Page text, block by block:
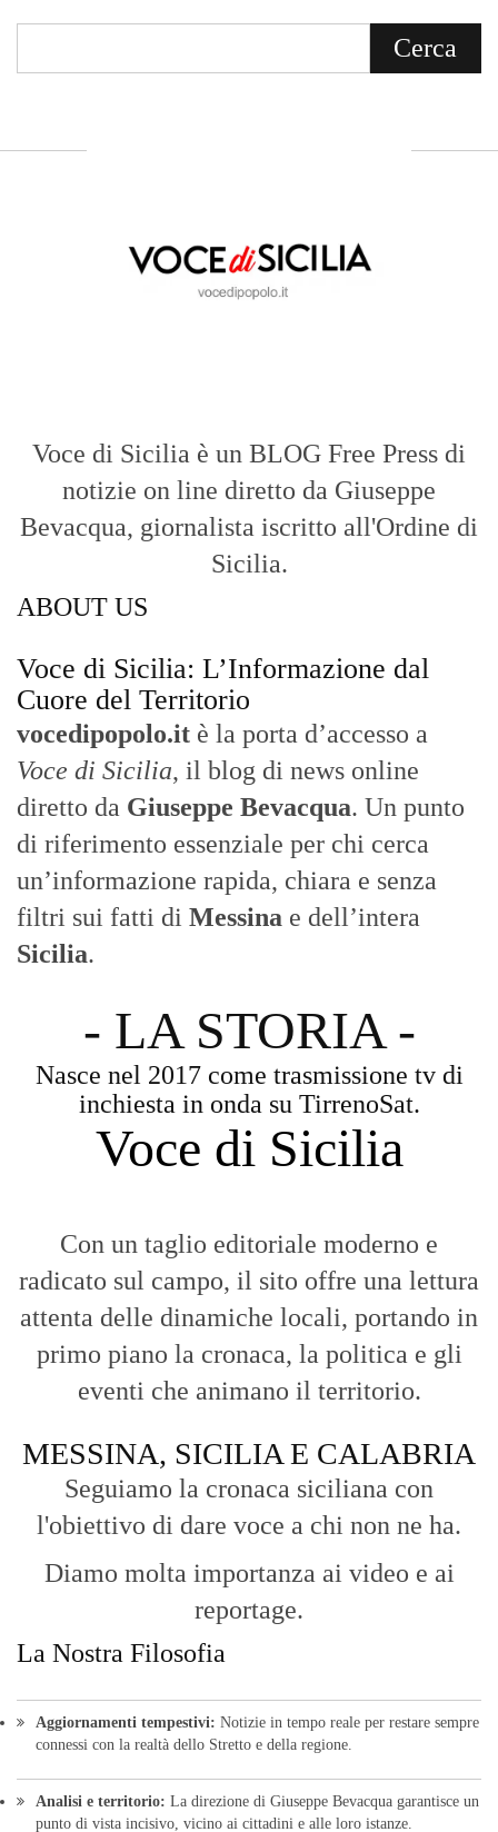
Voce di Sicilia è un BLOG Free Press di
notizie on line diretto da Giuseppe
Bevacqua, giornalista iscritto all'Ordine di
Sicilia.
ABOUT US
Voce di Sicilia: L’Informazione dal
Cuore del Territorio
vocedipopolo.it è la porta d’accesso a
Voce di Sicilia, il blog di news online
diretto da Giuseppe Bevacqua. Un punto
di riferimento essenziale per chi cerca
un’informazione rapida, chiara e senza
filtri sui fatti di Messina e dell’intera
Sicilia.
- LA STORIA -
Nasce nel 2017 come trasmissione tv di
inchiesta in onda su TirrenoSat.
Voce di Sicilia
Con un taglio editoriale moderno e
radicato sul campo, il sito offre una lettura
attenta delle dinamiche locali, portando in
primo piano la cronaca, la politica e gli
eventi che animano il territorio.
MESSINA, SICILIA E CALABRIA
Seguiamo la cronaca siciliana con
l'obiettivo di dare voce a chi non ne ha.
Diamo molta importanza ai video e ai
reportage.
La Nostra Filosofia
Aggiornamenti tempestivi: Notizie in tempo reale per restare sempre
connessi con la realtà dello Stretto e della regione.
Analisi e territorio: La direzione di Giuseppe Bevacqua garantisce un
punto di vista incisivo, vicino ai cittadini e alle loro istanze.